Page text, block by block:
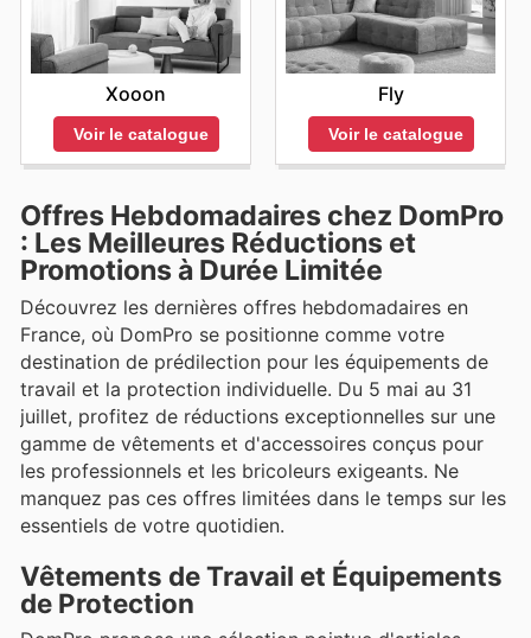
Xooon
Voir le catalogue
Fly
Voir le catalogue
Offres Hebdomadaires chez DomPro
: Les Meilleures Réductions et
Promotions à Durée Limitée
Découvrez les dernières offres hebdomadaires en
France, où DomPro se positionne comme votre
destination de prédilection pour les équipements de
travail et la protection individuelle. Du 5 mai au 31
juillet, profitez de réductions exceptionnelles sur une
gamme de vêtements et d'accessoires conçus pour
les professionnels et les bricoleurs exigeants. Ne
manquez pas ces offres limitées dans le temps sur les
essentiels de votre quotidien.
Vêtements de Travail et Équipements
de Protection